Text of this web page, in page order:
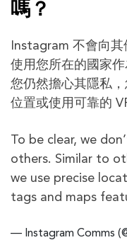
嗎？
Instagram 不會向
使用您所在的國家
您仍然擔心其隱私
位置或使用可靠的
To be clear, we
others. Similar to
we use precise
tags and maps
— Instagram Comms